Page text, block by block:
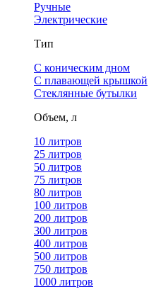
Ручные
Электрические
Тип
С коническим дном
С плавающей крышкой
Стеклянные бутылки
Объем, л
10 литров
25 литров
50 литров
75 литров
80 литров
100 литров
200 литров
300 литров
400 литров
500 литров
750 литров
1000 литров